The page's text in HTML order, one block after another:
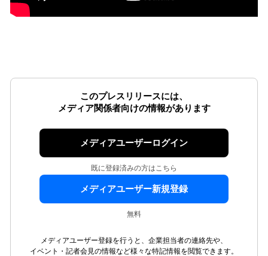
このプレスリリースには、
メディア関係者向けの情報があります
メディアユーザーログイン
既に登録済みの方はこちら
メディアユーザー新規登録
無料
メディアユーザー登録を行うと、企業担当者の連絡先や、
イベント・記者会見の情報など様々な特記情報を閲覧できます。